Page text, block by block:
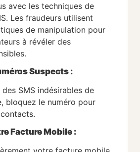
avec les techniques de
Les fraudeurs utilisent
de manipulation pour
à révéler des
Suspects :
SMS indésirables de
bloquez le numéro pour
Facture Mobile :